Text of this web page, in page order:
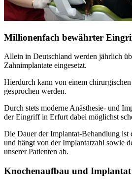
Millionenfach bewährter
Allein in Deutschland werden jährlich
Zahnimplantate eingesetzt.
Hierdurch kann von einem
gesprochen werden.
Durch stets moderne Anästhesie- und
der Eingriff in Erfurt dabei möglichst
Die Dauer der Implantat-Behandlung ist
und hängt von der Implantatzahl sowie
unserer Patienten ab.
Knochenaufbau und Implantat